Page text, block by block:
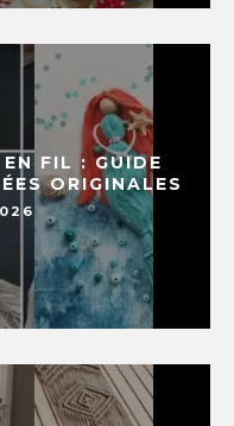
FIL : GUIDE
ORIGINALES